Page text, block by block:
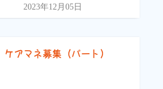
2023年12月05日
ケアマネ募集（パート）